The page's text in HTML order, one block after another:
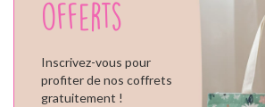
offerts
Inscrivez-vous pour
profiter de nos coffrets
gratuitement !